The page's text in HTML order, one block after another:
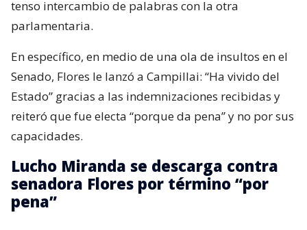
tenso intercambio de palabras con la otra
parlamentaria.
En específico, en medio de una ola de insultos en el
Senado, Flores le lanzó a Campillai: “Ha vivido del
Estado” gracias a las indemnizaciones recibidas y
reiteró que fue electa “porque da pena” y no por sus
capacidades.
Lucho Miranda se descarga contra
senadora Flores por término “por
pena”